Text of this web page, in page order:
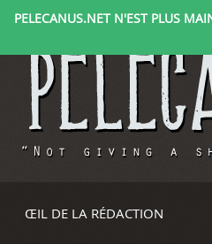
PELECANUS.NET N'EST PLUS
ŒIL DE LA RÉDACTION